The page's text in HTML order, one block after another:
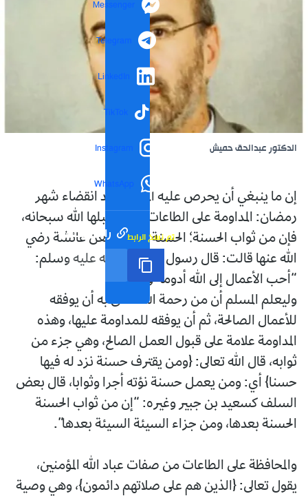
Messenger
Telegram
LinkedIn
TikTok
Instagram
WhatsApp
رابط مختصر تم نسخ الرابط
الدكتور عبدالحق حميش
إن ما ينبغي أن يحرص عليه المسلم بعد انقضاء شهر
رمضان: المداومة على الطاعات حتى يتقبلها الله سبحانه،
فإن من ثواب الحسنة؛ الحسنة بعدها، فعن عائشة رضي
الله عنها قالت: قال رسول الله صلّى الله عليه وسلم:
“أحب الأعمال إلى الله أدومه وإن قلّ”.
وليعلم المسلم أن من رحمة الله تعالى به أن يوفقه
للأعمال الصالحة، ثم أن يوفقه للمداومة عليها، وهذه
المداومة علامة على قبول العمل الصالح، وهي جزء من
ثوابه، قال الله تعالى: {ومن يقترف حسنة نزد له فيها
حسنا} أي: ومن يعمل حسنة نؤته أجرا وثوابا، قال بعض
السلف كسعيد بن جبير وغيره: “إن من ثواب الحسنة
الحسنة بعدها، ومن جزاء السيئة السيئة بعدها”.
والمحافظة على الطاعات من صفات عباد الله المؤمنين،
يقول تعالى: {الذين هم على صلاتهم دائمون}، وهي وصية